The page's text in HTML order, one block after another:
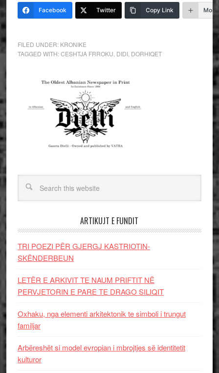
Facebook Twitter Copy Link More
FILED UNDER: KRONIKE
TAGGED WITH:CESHTJA FRROKU DIDI, DORHIQET
ARTIKUJT E FUNDIT
TRI POEZI PËR GJERGJ KASTRIOTIN-
SKËNDERBEUN
LETËR E ARKIVIT TE NAUM PRIFTIT NË
PERVJETORIN E PARE TE DRAGO SILIQIT
Oxhaku, nga elementi arkitektonik te simboli i trungut
familjar
Arbëreshët si model evropian i mbrojtjes së identitetit
kulturor